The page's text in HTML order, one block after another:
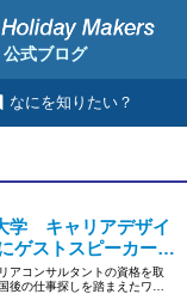
式ブログ
なにを知りたい？
学 キャリアデザイ
ゲストスピーカー参
アコンサルタントの資格を取
後の仕事探しを踏まえたワー